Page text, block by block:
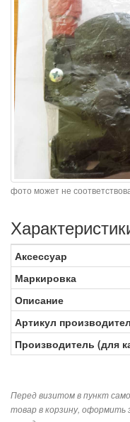
фото может не
Аксессуар
Маркировка
Описание
Артикул
Производитель (для
Перед визитом в пункт
товар в корзину, оформить